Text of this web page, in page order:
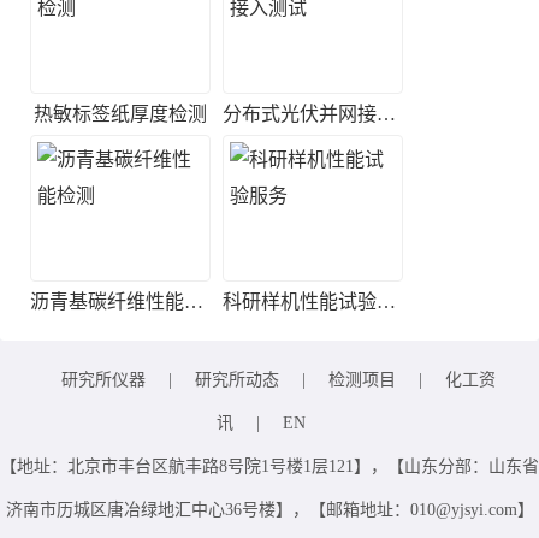
热敏标签纸厚度检测 分布式光伏并网接入测试
沥青基碳纤维性能检测 科研样机性能试验服务
研究所仪器 研究所动态 检测项目 化工资
讯 EN
【地址：北京市丰台区航丰路8号院1号楼1层121】，【山东分部：山东省
济南市历城区唐冶绿地汇中心36号楼】，【邮箱地址：010@yjsyi.com】